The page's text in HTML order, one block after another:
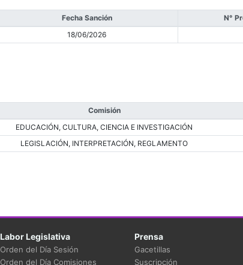
Fecha Sanción N°
18/06/2026
Comisión
EDUCACIÓN, CULTURA, CIENCIA E INVESTIGACIÓN
LEGISLACIÓN, INTERPRETACIÓN, REGLAMENTO
Labor Legislativa
Orden del Día Sesión
Orden del Día Comisiones
Prensa
Gacetillas
Suscripción